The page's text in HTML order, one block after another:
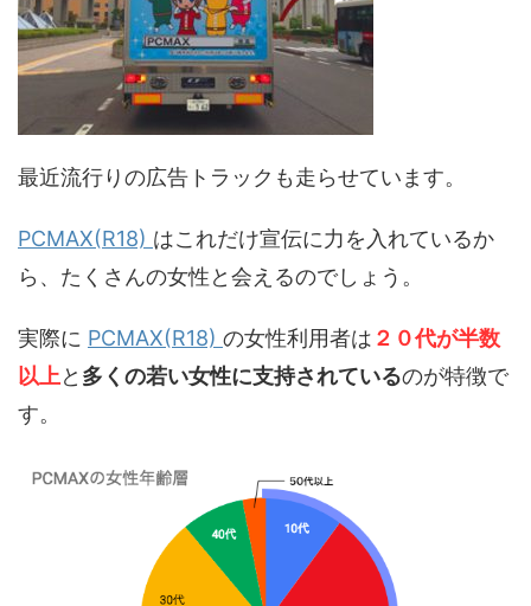
最近流行りの広告トラックも走らせています。
PCMAX(R18) はこれだけ宣伝に力を入れているか
ら、たくさんの女性と会えるのでしょう。
実際に PCMAX(R18) の女性利用者は ２０代が半数
以上と 多くの若い女性に支持されているのが特徴で
す。